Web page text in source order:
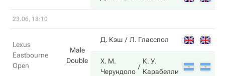
23.06, 18:10
Lexus
Eastbourne
Open
Male
Double
Д. Кэш Л. Гласспол
Х. М.
Черундоло
К. У.
Карабелли